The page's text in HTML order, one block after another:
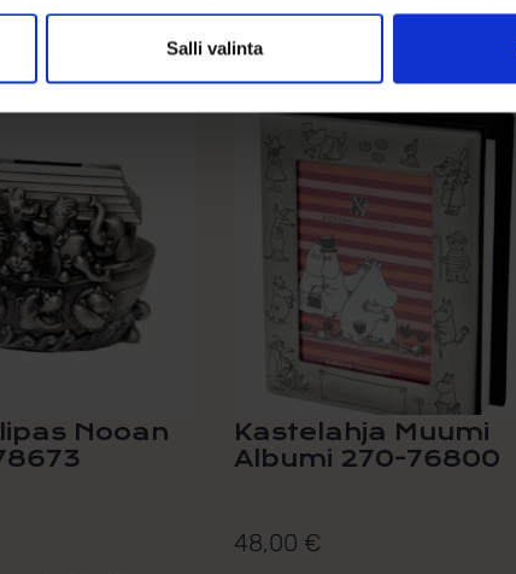
Salli valinta
Nooan
Kastelahja Muumi
Albumi 270-76800
48,00 €